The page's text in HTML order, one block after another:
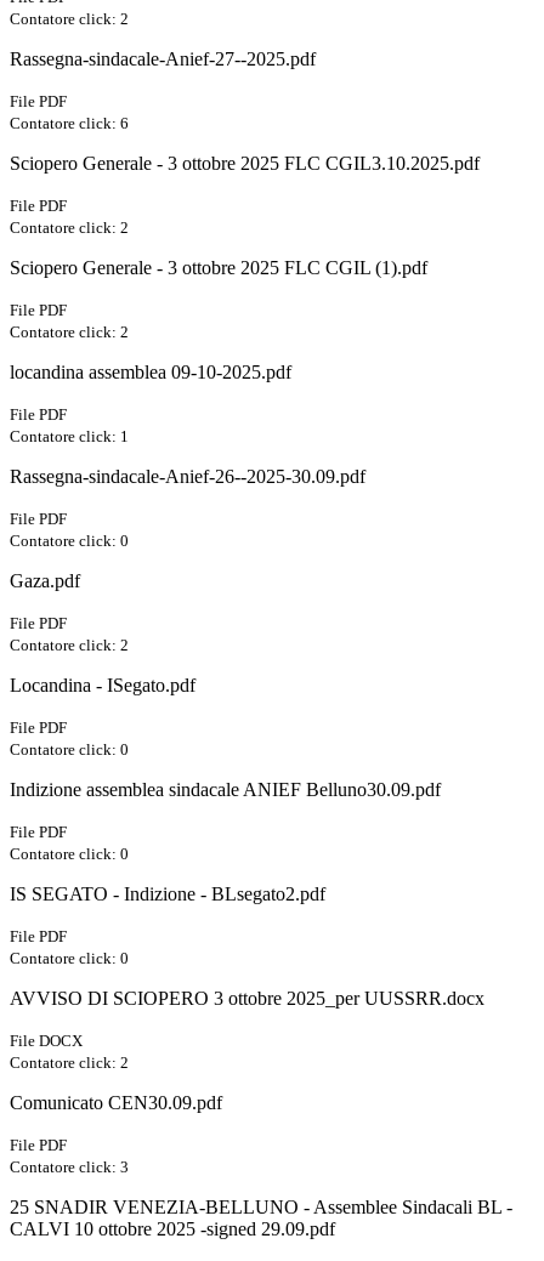
Contatore click: 2
Rassegna-sindacale-Anief-27--2025.pdf
File PDF
Contatore click: 6
Sciopero Generale - 3 ottobre 2025 FLC CGIL3.10.2025.pdf
File PDF
Contatore click: 2
Sciopero Generale - 3 ottobre 2025 FLC CGIL (1).pdf
File PDF
Contatore click: 2
locandina assemblea 09-10-2025.pdf
File PDF
Contatore click: 1
Rassegna-sindacale-Anief-26--2025-30.09.pdf
File PDF
Contatore click: 0
Gaza.pdf
File PDF
Contatore click: 2
Locandina - ISegato.pdf
File PDF
Contatore click: 0
Indizione assemblea sindacale ANIEF Belluno30.09.pdf
File PDF
Contatore click: 0
IS SEGATO - Indizione - BLsegato2.pdf
File PDF
Contatore click: 0
AVVISO DI SCIOPERO 3 ottobre 2025_per UUSSRR.docx
File DOCX
Contatore click: 2
Comunicato CEN30.09.pdf
File PDF
Contatore click: 3
25 SNADIR VENEZIA-BELLUNO - Assemblee Sindacali BL -
CALVI 10 ottobre 2025 -signed 29.09.pdf